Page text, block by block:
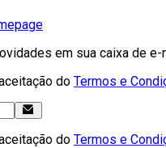
em sua caixa de e-
do Termos e
do Termos e